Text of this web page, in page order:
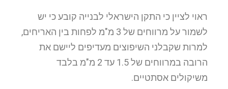
ראוי לציין כי התקן הישראלי לבנייה קובע כי יש
לשמור על מרווחים של 3 מ"מ לפחות בין האריחים,
למרות שקבלני השיפוצים מעדיפים ליישם את
הרובה במרווחים של 1.5 עד 2 מ"מ בלבד
משיקולים אסתטיים.